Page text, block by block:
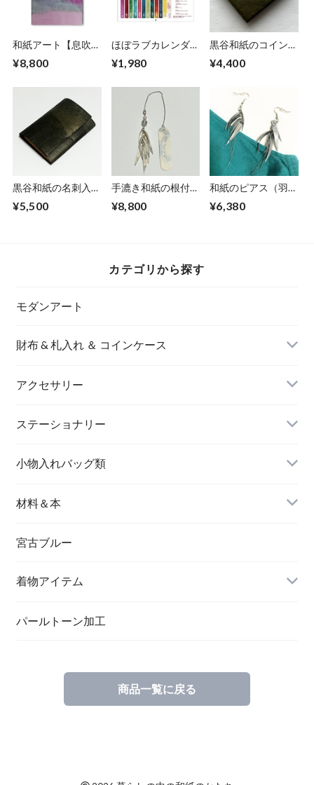
和紙アート【息吹】
¥8,800
ほぼラブカレンダー
¥1,980
黒谷和紙のコインケ
¥4,400
黒谷和紙の名刺入れ
¥5,500
手漉き和紙の根付
¥8,800
和紙のピアス（羽）
¥6,380
カテゴリから探す
モダンアート
財布 & 札入れ ＆ コインケース
長財布
アクセサリー
イヤリング＆ピアス
バングル＆ブレスレット
ペンダント
ブローチ
ステーショナリー
名刺入れ
メッセージカード
一筆箋
小物入れバッグ類
バッグ
材料＆本
ハンドメイドキット
宮古ブルー
着物アイテム
パールトーン加工
商品一覧に戻る